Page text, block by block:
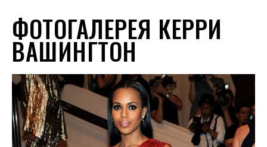
ФОТОГАЛЕРЕЯ КЕРРИ
ВАШИНГТОН